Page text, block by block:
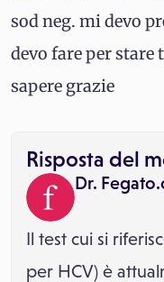
sod neg. mi devo
devo fare per
sapere grazie
Risposta del
Dr.
Il test cui si
per HCV) è